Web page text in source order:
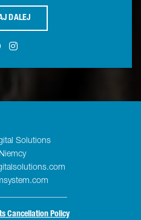
DALEJ
Solutions
Niemcy
Cancellation Policy